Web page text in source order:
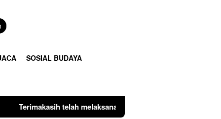
SOSIAL BUDAYA
melaksanakan kewajiban perpajakan daerah tepat waktu